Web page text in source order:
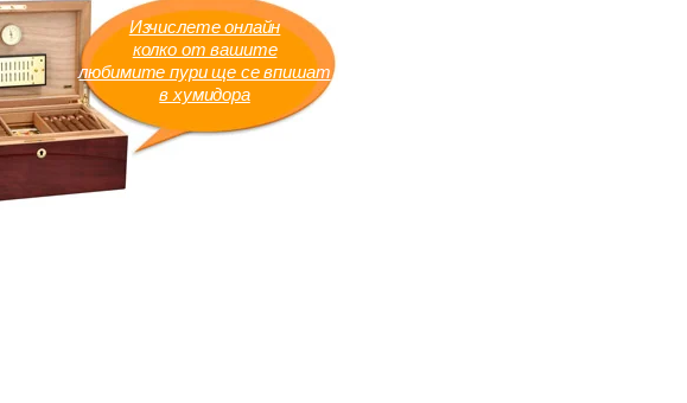
Изчислете онлайн
колко от вашите
любимите пури ще се впишат
в хумидора